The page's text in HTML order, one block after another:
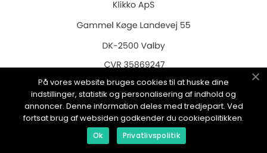
web:www.klikko.dk
Menu
På vores website bruges cookies til at huske dine
indstillinger, statistik og personalisering af indhold og
annoncer. Denne information deles med tredjepart. Ved
fortsat brug af websiden godkender du cookiepolitikken.
Ok Privatlivspolitik